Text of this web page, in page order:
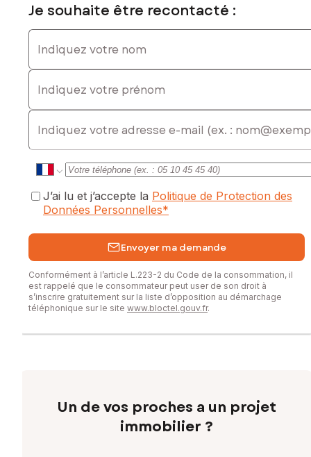
Je souhaite être recontacté :
Indiquez votre nom
Indiquez votre prénom
E-mail
J’ai lu et j’accepte la Politique de Protection des
Données Personnelles*
Envoyer ma demande
Conformément à l’article L.223-2 du Code de la consommation, il
est rappelé que le consommateur peut user de son droit à
s’inscrire gratuitement sur la liste d’opposition au démarchage
téléphonique sur le site www.bloctel.gouv.fr.
Un de vos proches a un projet
immobilier ?